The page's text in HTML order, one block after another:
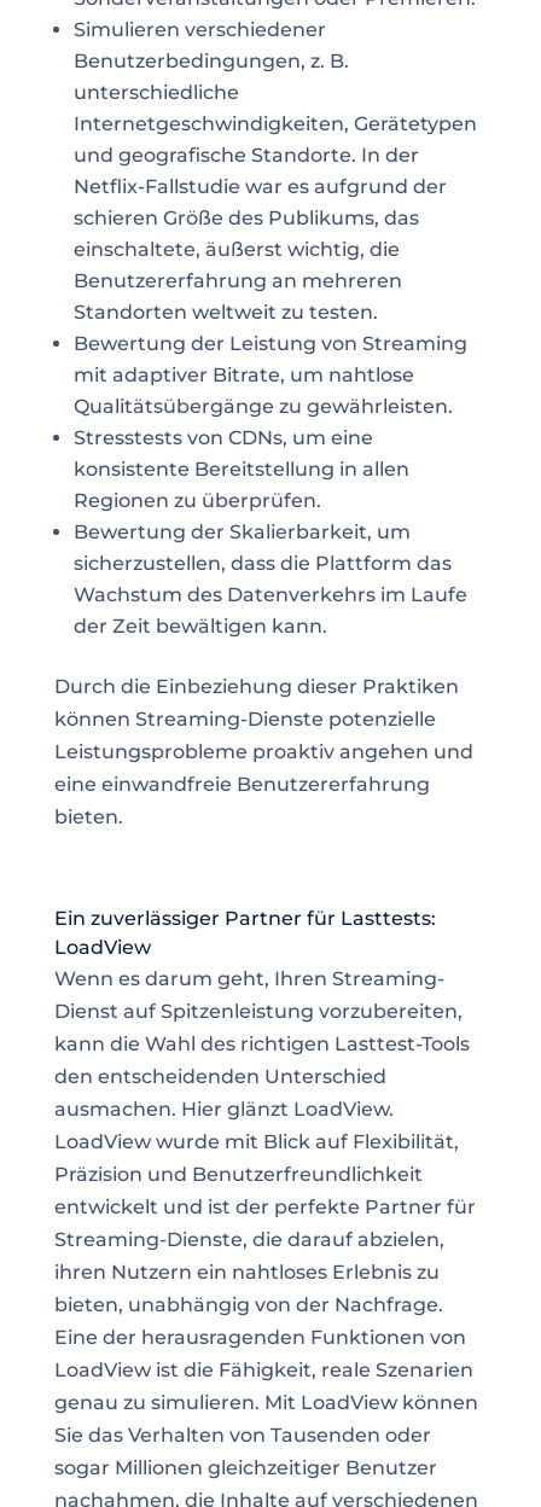
Simulieren verschiedener
Benutzerbedingungen, z. B.
unterschiedliche
Internetgeschwindigkeiten, Gerätetypen
und geografische Standorte. In der
Netflix-Fallstudie war es aufgrund der
schieren Größe des Publikums, das
einschaltete, äußerst wichtig, die
Benutzererfahrung an mehreren
Standorten weltweit zu testen.
Bewertung der Leistung von Streaming
mit adaptiver Bitrate, um nahtlose
Qualitätsübergänge zu gewährleisten.
Stresstests von CDNs, um eine
konsistente Bereitstellung in allen
Regionen zu überprüfen.
Bewertung der Skalierbarkeit, um
sicherzustellen, dass die Plattform das
Wachstum des Datenverkehrs im Laufe
der Zeit bewältigen kann.
Durch die Einbeziehung dieser Praktiken
können Streaming-Dienste potenzielle
Leistungsprobleme proaktiv angehen und
eine einwandfreie Benutzererfahrung
bieten.
Ein zuverlässiger Partner für Lasttests:
LoadView
Wenn es darum geht, Ihren Streaming-
Dienst auf Spitzenleistung vorzubereiten,
kann die Wahl des richtigen Lasttest-Tools
den entscheidenden Unterschied
ausmachen. Hier glänzt LoadView.
LoadView wurde mit Blick auf Flexibilität,
Präzision und Benutzerfreundlichkeit
entwickelt und ist der perfekte Partner für
Streaming-Dienste, die darauf abzielen,
ihren Nutzern ein nahtloses Erlebnis zu
bieten, unabhängig von der Nachfrage.
Eine der herausragenden Funktionen von
LoadView ist die Fähigkeit, reale Szenarien
genau zu simulieren. Mit LoadView können
Sie das Verhalten von Tausenden oder
sogar Millionen gleichzeitiger Benutzer
nachahmen, die Inhalte auf verschiedenen